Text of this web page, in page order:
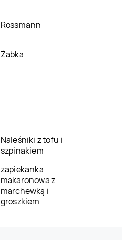
Rossmann
Żabka
Naleśniki z tofu i
szpinakiem
zapiekanka
makaronowa z
marchewką i
groszkiem